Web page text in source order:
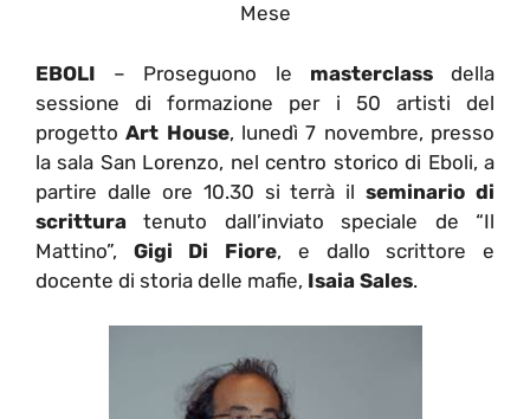
Mese
EBOLI – Proseguono le masterclassdella
sessione di formazione per i 50 artisti del
progettoArt House, lunedì 7 novembre, presso
la sala San Lorenzo, nel centro storico di Eboli, a
partire dalle ore 10.30 si terrà ilseminario di
scritturatenuto dall’inviato speciale de “Il
Mattino”, Gigi Di Fiore, e dallo scrittore e
docente di storia delle mafie, Isaia Sales.